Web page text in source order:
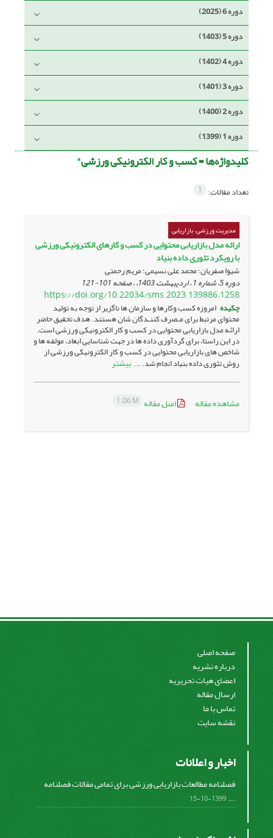
دوره 6 (2025)
دوره 5 (1403)
دوره 4 (1402)
دوره 3 (1401)
دوره 2 (1400)
دوره 1 (1399)
کلیدواژه‌ها =کسب و کار الکترونیکی ورزشی"
تعداد مقالات: 1
مدیریت ورزشی، بازاریابی
ارائه مدل بازاریابی محتوایی در کسب و کارهای الکترونیکی ورزشی
با رویکرد تئوری داده بنیاد
شیوا صفریان؛ محمد علی نسیمی؛ مریم رحمتی
دوره 5، شماره 1 ، اردیبهشت 1403، ، صفحه 101-121
https://doi.org/10.22034/sms.2023.139886.1258
چکیده امروزه کسب وکارها و سازمان ها ناگزیر از توجه به تولید
محتوای مرتبط برای مـصرف کننـدگان شان هستند. هدف تحقیق حاضر
ارائه مدل بازاریابی محتوایی در کسب و کار الکترونیکی ورزشی است.
در این راستا، برای گردآوری داده ها در جهت شناسایی ابعاد، مولفه ها و
شاخص های بازاریابی محتوایی در کسب و کار الکترونیکی ورزشی از
روش تئوری داده بنیاد انجام شد. ... بیشتر
مشاهده مقاله اصل مقاله 1.06 M
صفحه اصلی
درباره نشریه
اعضای هیات تحریریه
ارسال مقاله
تماس با ما
نقشه سایت
اخبار و اعلانات
فصلنامه مطالعات بازاریابی ورزشی برای تمامی مقالات فصلنامه
...
1399-10-15